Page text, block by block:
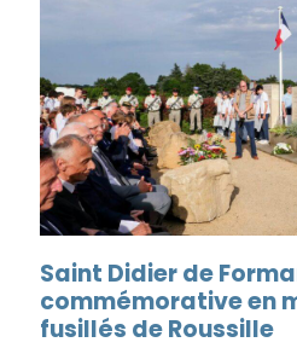
Saint Didier de
commémorative en
fusillés de Roussille